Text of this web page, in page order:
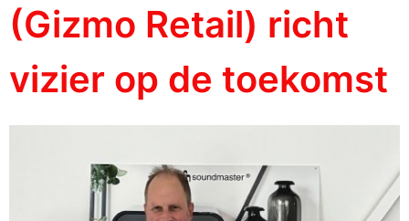
(Gizmo Retail) richt
vizier op de toekomst